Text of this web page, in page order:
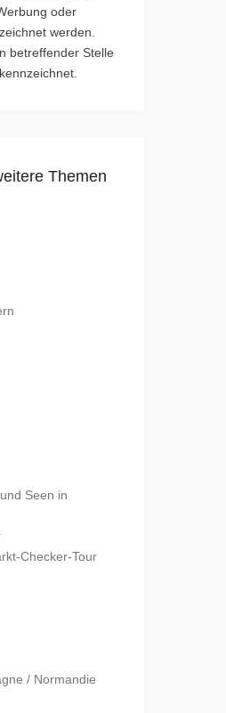
oder
werden.
betreffender Stelle
Themen
Seen in
Checker-Tour
/ Normandie